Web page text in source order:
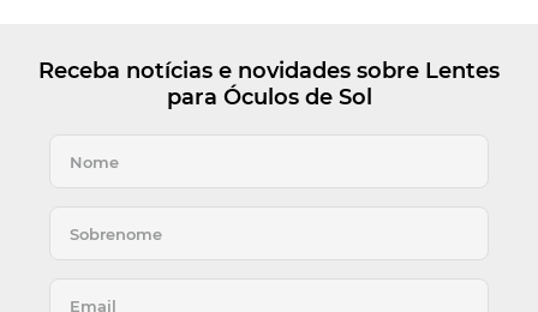
Receba notícias e novidades sobre Lentes
para Óculos de Sol